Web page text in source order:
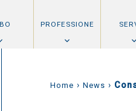
PROFESSIONE
Home › News ›